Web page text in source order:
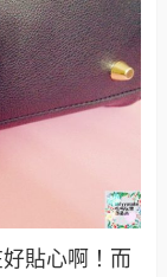
貼心啊！而